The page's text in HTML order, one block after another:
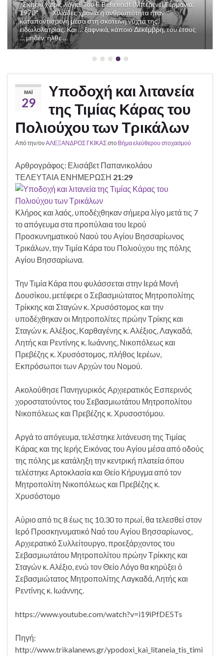
Σκίτσο χωρίς λόγια. Του F. Behrendt (Μπέρεντ),Γερμανία,
1970* Χιλιάδες χρόνια η ανθρωπότητα ήταν
καταποντισμένη μέσα στη σκοτεινή νύχτα της
ειδωλολατρίας. Και … ξαφνικά, κάποιο Δεκέμβρη, του έτους
… μηδέν, ήλθε …
ΜΆΙ
29
Υποδοχή και λιτανεία
της Τιμίας Κάρας του
Πολιούχου των Τρικάλων
Από την/ονΑΛΕΞΑΝΔΡΟΣ ΓΚΙΚΑΣστο Βήμα ελεύθερου στοχασμού
Αρθρογράφος: Ελισάβετ Παπανικολάου
ΤΕΛΕΥΤΑΙΑ ΕΝΗΜΕΡΩΣΗ 21:29
Κλήρος και λαός, υποδέχθηκαν σήμερα λίγο μετά τις 7
το απόγευμα στα προπύλαια του Ιερού
Προσκυνηματικού Ναού του Αγίου Βησσαρίωνος
Τρικάλων, την Τιμία Κάρα του Πολιούχου της πόλης
Αγίου Βησσαρίωνα.
Την Τιμία Κάρα που φυλάσσεται στην Ιερά Μονή
Δουσίκου, μετέφερε ο Σεβασμιώτατος Μητροπολίτης
Τρίκκης και Σταγών κ. Χρυσόστομος και την
υποδέχθηκαν οι Μητροπολίτες πρώην Τρίκης και
Σταγών κ. Αλέξιος, Καρθαγένης κ. Αλέξιος, Λαγκαδά,
Λητής και Ρεντίνης κ. Ιωάννης, Νικοπόλεως και
Πρεβέζης κ. Χρυσόστομος, πλήθος Ιερέων,
Εκπρόσωποι των Αρχών του Νομού.
Ακολούθησε Πανηγυρικός Αρχιερατικός Εσπερινός
χοροστατούντος του Σεβασμιωτάτου Μητροπολίτου
Νικοπόλεως και Πρεβέζης κ. Χρυσοστόμου.
Αργά το απόγευμα, τελέστηκε λιτάνευση της Τιμίας
Κάρας και της Ιερής Εικόνας του Αγίου μέσα από οδούς
της πόλης με κατάληξη την κεντρική πλατεία όπου
τελέστηκε Αρτοκλασία και Θείο Κήρυγμα από τον
Μητροπολίτη Νικοπόλεως και Πρεβέζης κ.
Χρυσόστομο
Αύριο από τις 8 έως τις 10.30 το πρωί, θα τελεσθεί στον
Ιερό Προσκηνυματικό Ναό του Αγίου Βησσαρίωνος,
Αρχιερατικό Συλλείτουργο, προεξάρχοντος του
Σεβασμιωτάτου Μητροπολίτου πρώην Τρίκκης και
Σταγών κ. Αλέξιο, ενώ τον Θείο Λόγο θα κηρύξει ὁ
Σεβασμιώτατος Μητροπολίτης Λαγκαδά, Λητής και
Ρεντίνης κ. Ιωάννης.
https://www.youtube.com/watch?v=i19iPfDE5Ts
Πηγή:
http://www.trikalanews.gr/ypodoxi_kai_litaneia_tis_timi